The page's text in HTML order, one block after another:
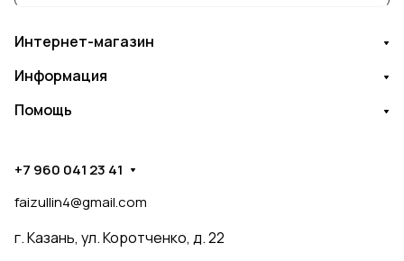
Интернет-магазин
Информация
Помощь
+7 960 041 23 41
faizullin4@gmail.com
г. Казань, ул. Коротченко, д. 22